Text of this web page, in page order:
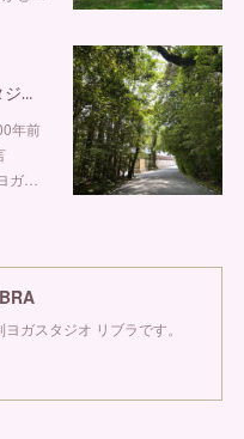
ジ…
年前
ガ…
ガスタジオ リブラです。